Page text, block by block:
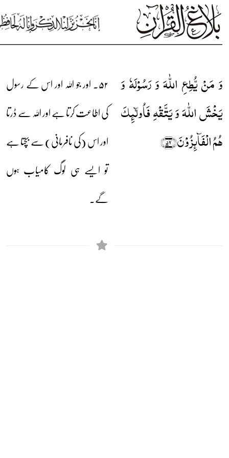
وَ مَنۡ یُّطِعِ اللّٰہَ وَ رَسُوۡلَہٗ وَ
یَخۡشَ اللّٰہَ وَ یَتَّقۡہِ فَاُولٰٓئِکَ
ہُمُ الۡفَآئِزُوۡنَ﴿۵۲﴾
۵۲۔ اور جو اللہ اور اس کے رسول
کی اطاعت کرتا ہے اور اللہ سے ڈرتا
اور اس (کی نافرمانی) سے بچتا ہے
تو ایسے ہی لوگ کامیاب ہوں
گے۔